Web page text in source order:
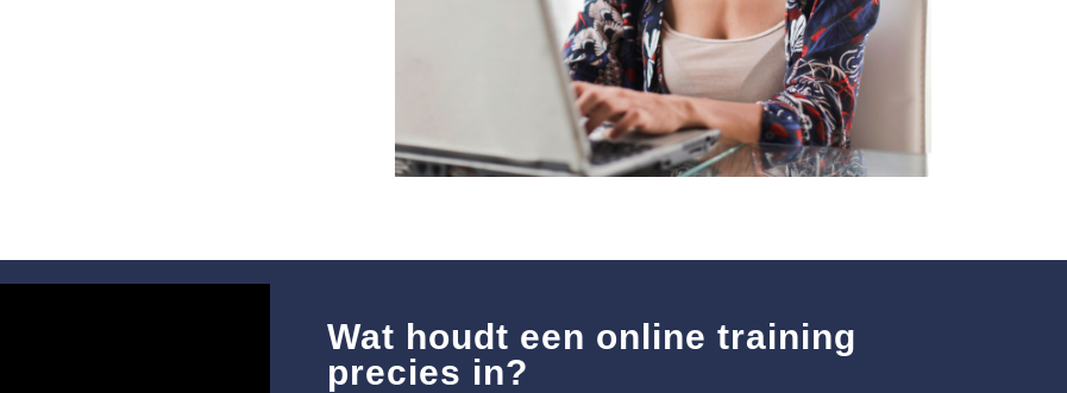
Wat houdt een online training
precies in?